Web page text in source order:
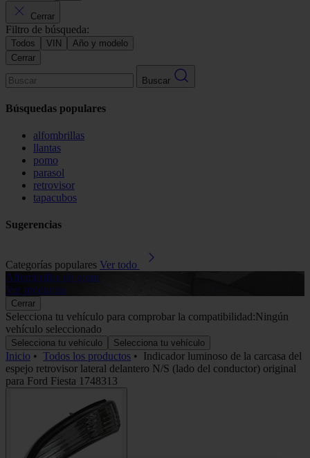
Cerrar
Filtro de búsqueda:
Todos VIN
Año y modelo
Cerrar
Buscar
Búsquedas populares
alfombrillas
llantas
pomo
parasol
retrovisor
tapacubos
Sugerencias
Categorías populares Ver todo
Alfombrillas de goma
Ver productos
Cerrar
Selecciona tu vehículo para comprobar la compatibilidad:Ningún
vehículo seleccionado
Selecciona tu vehículo Selecciona tu vehículo
Inicio • Todos los productos • Indicador luminoso de la carcasa del
espejo retrovisor lateral delantero N/S (lado del conductor) original
para Ford Fiesta 1748313